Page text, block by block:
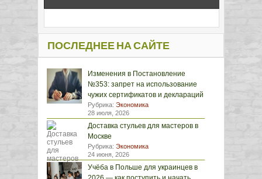
ПОСЛЕДНЕЕ НА САЙТЕ
Изменения в Постановление
№353: запрет на использование
чужих сертификатов и деклараций
Рубрика: Экономика
28 июля, 2026
Доставка стульев для мастеров в
Москве
Рубрика: Экономика
24 июня, 2026
Учёба в Польше для украинцев в